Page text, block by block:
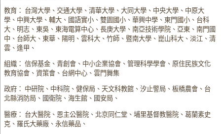
教育： 台灣大學、交通大學、清華大學、大同大學、中央大學、中原大
學、中興大學、輔大、國語實小、雙園國小、華興中學、東門國小、台科
大、明志、東吳、東海電算中心、長庚大學、南亞技術學院、亞東、南門國
中、台師大、東華、陽明、雲科大、竹師、暨南大學、崑山科大、淡江、清
雲、逢甲、
組織： 信保基金、青創會、中小企業協會、管理科學學會、原住民族文化
教育協會、資策會、台網中心、雲門舞集
政府： 中研院、中科院、健保局、天文科教館、汐止警局、板橋農會、台
北縣消防局、國衛院、海生館、國安局、
醫療： 台大醫院、恩主公醫院、北京同仁堂、埔里基督教醫院、葛蘭素史
克、羅氏大藥廠、永信藥品、